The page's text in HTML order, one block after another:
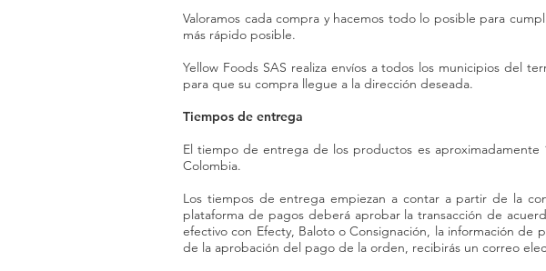
Valoramos cada compra y hacemos todo lo posible para
más rápido posible.
Yellow Foods SAS realiza envíos a todos los municipios del
para que su compra llegue a la dirección deseada.
Tiempos de entrega
El tiempo de entrega de los productos es
Colombia.
Los tiempos de entrega empiezan a contar a partir de la
plataforma de pagos deberá aprobar la transacción de
efectivo con Efecty, Baloto o Consignación, la información
de la aprobación del pago de la orden, recibirás un correo